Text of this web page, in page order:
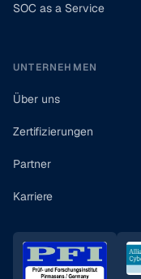
SOC as a Service
UNTERNEHMEN
Über uns
Zertifizierungen
Partner
Karriere